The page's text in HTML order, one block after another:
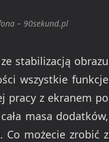
– 90sekund.pl
stabilizacją obrazu
wszystkie funkcje
pracy z ekranem po
masa dodatków,
możecie zrobić z